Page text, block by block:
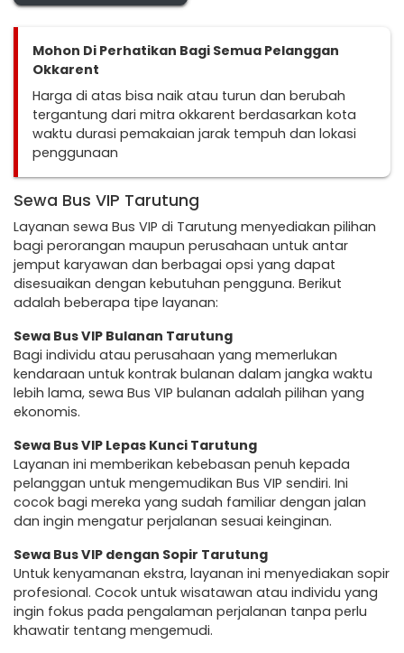
Mohon Di Perhatikan Bagi Semua Pelanggan
Okkarent
Harga di atas bisa naik atau turun dan berubah
tergantung dari mitra okkarent berdasarkan kota
waktu durasi pemakaian jarak tempuh dan lokasi
penggunaan
Sewa Bus VIP Tarutung
Layanan sewa Bus VIP di Tarutung menyediakan pilihan
bagi perorangan maupun perusahaan untuk antar
jemput karyawan dan berbagai opsi yang dapat
disesuaikan dengan kebutuhan pengguna. Berikut
adalah beberapa tipe layanan:
Sewa Bus VIP Bulanan Tarutung
Bagi individu atau perusahaan yang memerlukan
kendaraan untuk kontrak bulanan dalam jangka waktu
lebih lama, sewa Bus VIP bulanan adalah pilihan yang
ekonomis.
Sewa Bus VIP Lepas Kunci Tarutung
Layanan ini memberikan kebebasan penuh kepada
pelanggan untuk mengemudikan Bus VIP sendiri. Ini
cocok bagi mereka yang sudah familiar dengan jalan
dan ingin mengatur perjalanan sesuai keinginan.
Sewa Bus VIP dengan Sopir Tarutung
Untuk kenyamanan ekstra, layanan ini menyediakan sopir
profesional. Cocok untuk wisatawan atau individu yang
ingin fokus pada pengalaman perjalanan tanpa perlu
khawatir tentang mengemudi.